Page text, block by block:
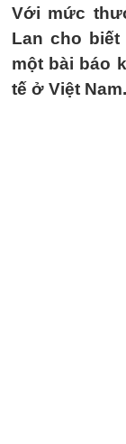
Với mức
Lan cho
một bài báo
tế ở Việt Nam.